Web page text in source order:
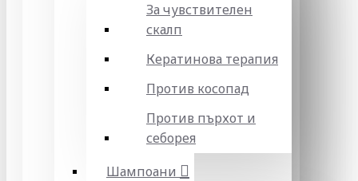
За чувствителен
скалп
Кератинова терапия
Против косопад
Против пърхот и
себорея
Шампоани